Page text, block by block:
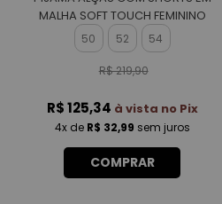
MALHA SOFT TOUCH FEMININO
50 52 54
R$ 219,90
R$ 125,34 à vista no Pix
4xde R$ 32,99 sem juros
COMPRAR